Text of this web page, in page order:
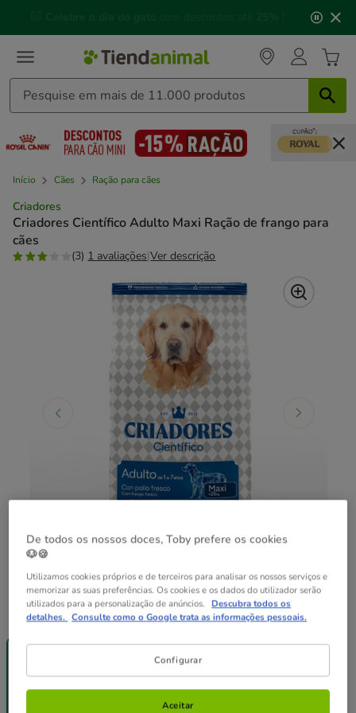
mensagem,
Início Cães Ração para cães
Criadores
Criadores Científico Adulto Maxi Ração de frango para
cães
(3) 1 avaliações|Ver descrição
Peso:12 kg
49.99€
2 x 12 kg
99.98€
94.98€
(3.96€ / kg)
De todos os nossos doces, Toby prefere os cookies
🐶🍪
Utilizamos cookies próprios e de terceiros para analisar os nossos serviços e
memorizar as suas preferências. Os cookies e os dados do utilizador serão
utilizados para a personalização de anúncios. Descubra todos os
detalhes. Consulte como o Google trata as informações pessoais.
Configurar
Aceitar